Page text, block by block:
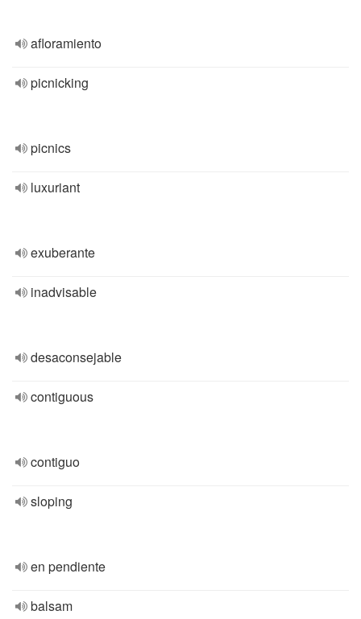
afloramiento
picnicking
picnics
luxuriant
exuberante
inadvisable
desaconsejable
contiguous
contiguo
sloping
en pendiente
balsam